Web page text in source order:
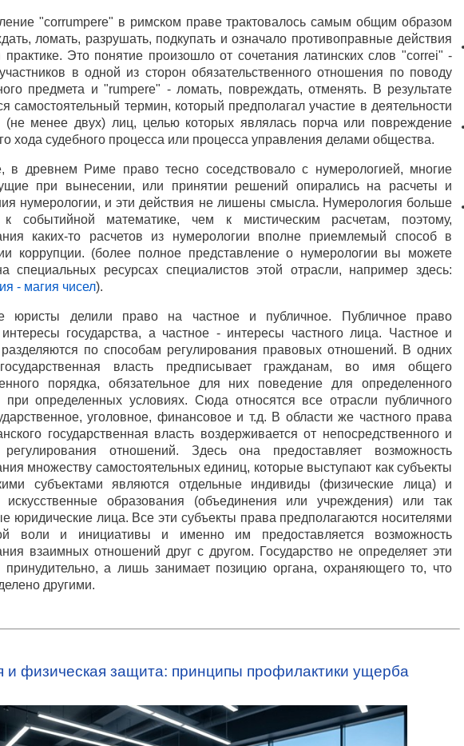
"corrumpere" в римском праве трактовалось самым общим образом
ломать, разрушать, подкупать и означало противоправные действия
практике. Это понятие произошло от сочетания латинских слов "correi" -
в одной из сторон обязательственного отношения по поводу
предмета и "rumpere" - ломать, повреждать, отменять. В результате
самостоятельный термин, который предполагал участие в деятельности
(не менее двух) лиц, целью которых являлась порча или повреждение
хода судебного процесса или процесса управления делами общества.
в древнем Риме право тесно соседствовало с нумерологией, многие
при вынесении, или принятии решений опирались на расчеты и
нумерологии, и эти действия не лишены смысла. Нумерология больше
к событийной математике, чем к мистическим расчетам, поэтому,
каких-то расчетов из нумерологии вполне приемлемый способ в
коррупции. (более полное представление о нумерологии вы можете
специальных ресурсах специалистов этой отрасли, например здесь:
- магия чисел).
юристы делили право на частное и публичное. Публичное право
государства, а частное - интересы частного лица. Частное и
разделяются по способам регулирования правовых отношений. В одних
власть предписывает гражданам, во имя общего
порядка, обязательное для них поведение для определенного
определенных условиях. Сюда относятся все отрасли публичного
уголовное, финансовое и т.д. В области же частного права
государственная власть воздерживается от непосредственного и
регулирования отношений. Здесь она предоставляет возможность
множеству самостоятельных единиц, которые выступают как субъекты
субъектами являются отдельные индивиды (физические лица) и
искусственные образования (объединения или учреждения) или так
юридические лица. Все эти субъекты права предполагаются носителями
воли и инициативы и именно им предоставляется возможность
взаимных отношений друг с другом. Государство не определяет эти
принудительно, а лишь занимает позицию органа, охраняющего то, что
другими.
и физическая защита: принципы профилактики ущерба